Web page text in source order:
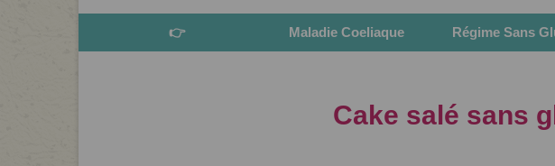
👉 Maladie Coeliaque Régime Sans
Cake salé sans